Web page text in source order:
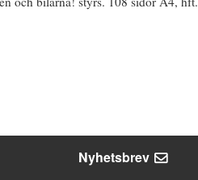
Nyhetsbrev